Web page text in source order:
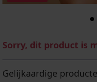
Sorry, dit product is
Gelijkaardige